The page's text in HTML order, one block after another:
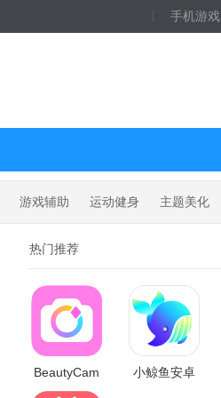
手机游戏
游戏辅助 运动健身 主题美化
热门推荐
BeautyCam
美颜相机正
小鲸鱼安卓